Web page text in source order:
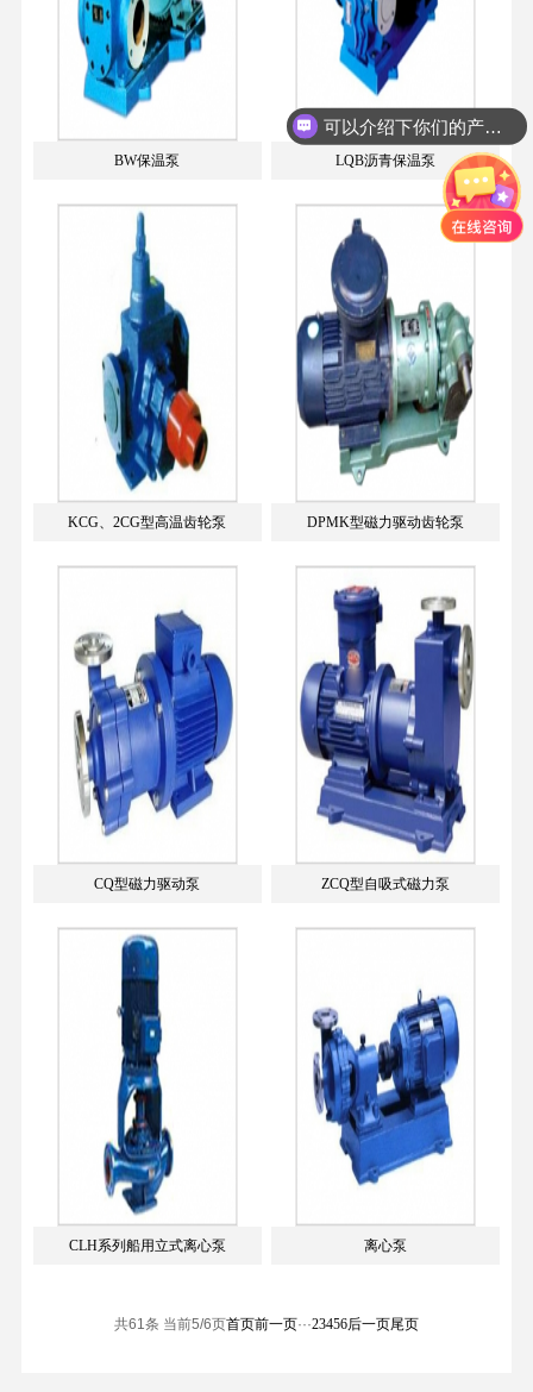
BW保温泵 LQB沥青保温泵
KCG、2CG型高温齿轮泵 DPMK型磁力驱动齿轮泵
CQ型磁力驱动泵 ZCQ型自吸式磁力泵
CLH系列船用立式离心泵 离心泵
共61条 当前5/6页首页前一页···23456后一页尾页
可以介绍下你们的产品么？